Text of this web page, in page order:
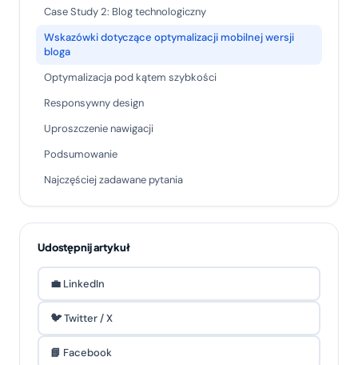
Case Study 2: Blog technologiczny
Wskazówki dotyczące optymalizacji mobilnej wersji
bloga
Optymalizacja pod kątem szybkości
Responsywny design
Uproszczenie nawigacji
Podsumowanie
Najczęściej zadawane pytania
Udostępnij artykuł
💼 LinkedIn
🐦 Twitter / X
📘 Facebook